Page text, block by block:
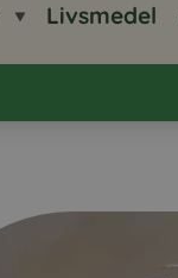
Livsmedel